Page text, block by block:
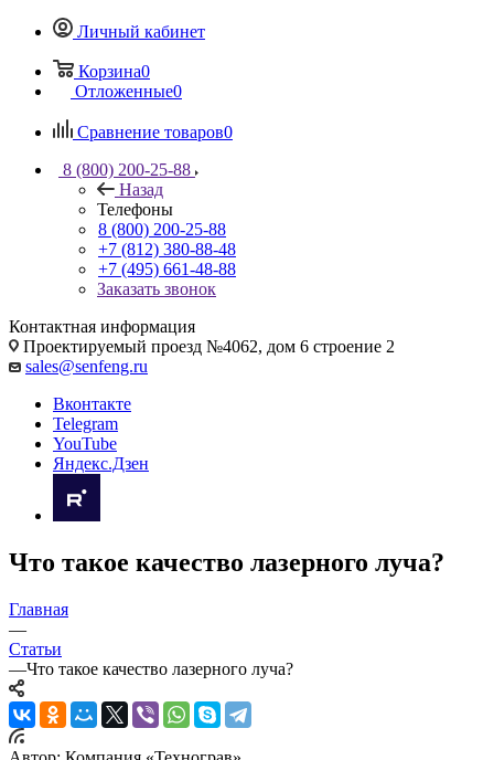
Личный кабинет
Корзина0
Отложенные0
Сравнение товаров0
8 (800) 200-25-88
Назад
Телефоны
8 (800) 200-25-88
+7 (812) 380-88-48
+7 (495) 661-48-88
Заказать звонок
Контактная информация
Проектируемый проезд №4062, дом 6 строение 2
sales@senfeng.ru
Вконтакте
Telegram
YouTube
Яндекс.Дзен
Что такое качество лазерного луча?
Главная
—
Статьи
—Что такое качество лазерного луча?